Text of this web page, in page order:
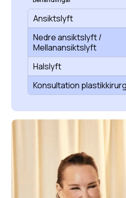
Ansiktslyft
Nedre ansiktslyft /
Mellanansiktslyft
Halslyft
Konsultation